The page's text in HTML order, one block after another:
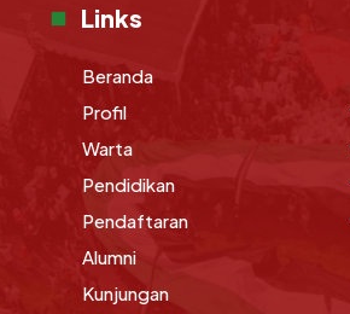
Links
Beranda
Profil
Warta
Pendidikan
Pendaftaran
Alumni
Kunjungan